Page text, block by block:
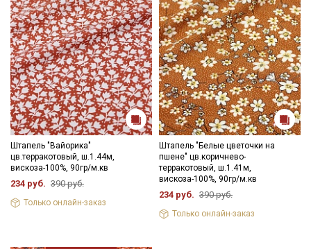
Штапель "Вайорика"
цв.терракотовый, ш.1.44м,
вискоза-100%, 90гр/м.кв
234 руб. 390 руб.
Только онлайн-заказ
Штапель "Белые цветочки на
пшене" цв.коричнево-
терракотовый, ш.1.41м,
вискоза-100%, 90гр/м.кв
234 руб. 390 руб.
Только онлайн-заказ